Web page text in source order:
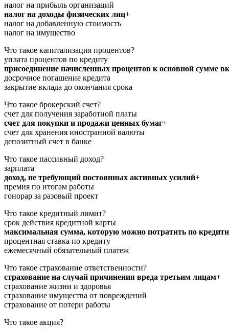
налог на прибыль организаций
налог на доходы физических лиц+
налог на добавленную стоимость
налог на имущество
Что такое капитализация процентов?
уплата процентов по кредиту
присоединение начисленных процентов к основной сумме
досрочное погашение кредита
закрытие вклада до окончания срока
Что такое брокерский счет?
счет для получения заработной платы
счет для покупки и продажи ценных бумаг+
счет для хранения иностранной валюты
депозитный счет в банке
Что такое пассивный доход?
зарплата
доход, не требующий постоянных активных усилий+
премия по итогам работы
гонорар за разовый проект
Что такое кредитный лимит?
срок действия кредитной карты
максимальная сумма, которую можно потратить по
процентная ставка по кредиту
ежемесячный обязательный платеж
Что такое страхование ответственности?
страхование на случай причинения вреда третьим лицам+
страхование жизни и здоровья
страхование имущества от повреждений
страхование от потери работы
Что такое акция?